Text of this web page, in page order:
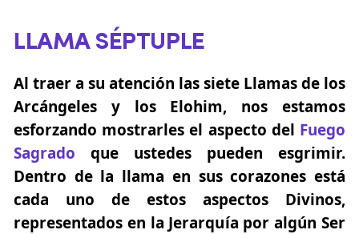
LLAMA SÉPTUPLE
Al traer a su atención las siete Llamas de los
Arcángeles y los Elohim, nos estamos
esforzando mostrarles el aspecto del Fuego
Sagrado que ustedes pueden esgrimir.
Dentro de la llama en sus corazones está
cada uno de estos aspectos Divinos,
representados en la Jerarquía por algún Ser